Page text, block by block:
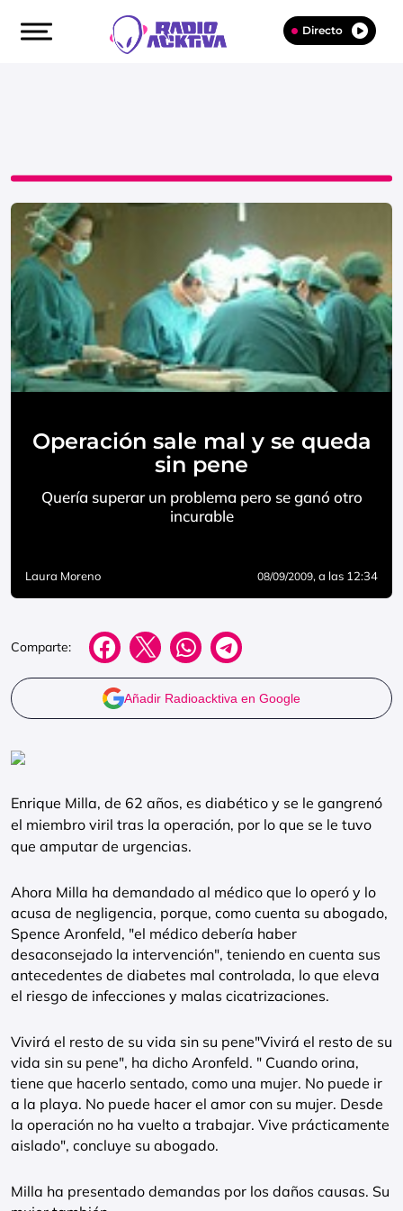
Directo
Operación sale mal y se queda
sin pene
Quería superar un problema pero se ganó otro
incurable
Laura Moreno 08/09/2009, a las 12:34
Comparte:
Añadir Radioacktiva en Google
Enrique Milla, de 62 años, es diabético y se le gangrenó
el miembro viril tras la operación, por lo que se le tuvo
que amputar de urgencias.
Ahora Milla ha demandado al médico que lo operó y lo
acusa de negligencia, porque, como cuenta su abogado,
Spence Aronfeld, "el médico debería haber
desaconsejado la intervención", teniendo en cuenta sus
antecedentes de diabetes mal controlada, lo que eleva
el riesgo de infecciones y malas cicatrizaciones.
Vivirá el resto de su vida sin su pene"Vivirá el resto de su
vida sin su pene", ha dicho Aronfeld. " Cuando orina,
tiene que hacerlo sentado, como una mujer. No puede ir
a la playa. No puede hacer el amor con su mujer. Desde
la operación no ha vuelto a trabajar. Vive prácticamente
aislado", concluye su abogado.
Milla ha presentado demandas por los daños causas. Su